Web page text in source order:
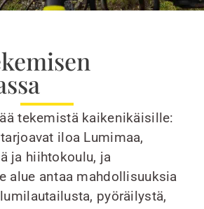
tekemistä kaikenikäisille:
iloa Lumimaa,
ja hiihtokoulu, ja
alue antaa mahdollisuuksia
pyöräilystä,